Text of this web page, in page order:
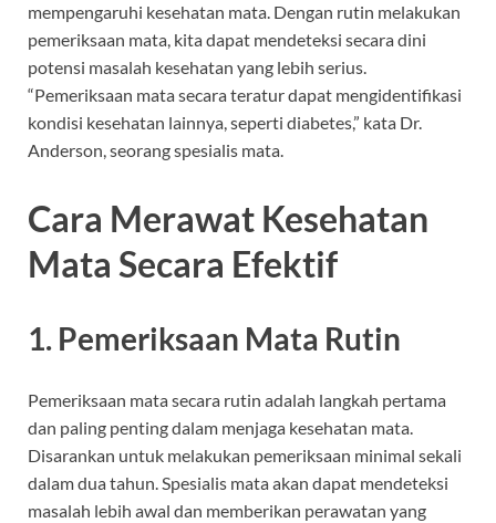
mempengaruhi kesehatan mata. Dengan rutin melakukan
pemeriksaan mata, kita dapat mendeteksi secara dini
potensi masalah kesehatan yang lebih serius.
“Pemeriksaan mata secara teratur dapat mengidentifikasi
kondisi kesehatan lainnya, seperti diabetes,” kata Dr.
Anderson, seorang spesialis mata.
Cara Merawat Kesehatan
Mata Secara Efektif
1. Pemeriksaan Mata Rutin
Pemeriksaan mata secara rutin adalah langkah pertama
dan paling penting dalam menjaga kesehatan mata.
Disarankan untuk melakukan pemeriksaan minimal sekali
dalam dua tahun. Spesialis mata akan dapat mendeteksi
masalah lebih awal dan memberikan perawatan yang